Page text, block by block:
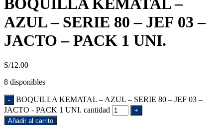
BOQUILLA KEMATAL –
AZUL – SERIE 80 – JEF 03 –
JACTO – PACK 1 UNI.
S/12.00
8 disponibles
BOQUILLA KEMATAL – AZUL – SERIE 80 – JEF 03 –
JACTO - PACK 1 UNI. cantidad
Añadir al carrito